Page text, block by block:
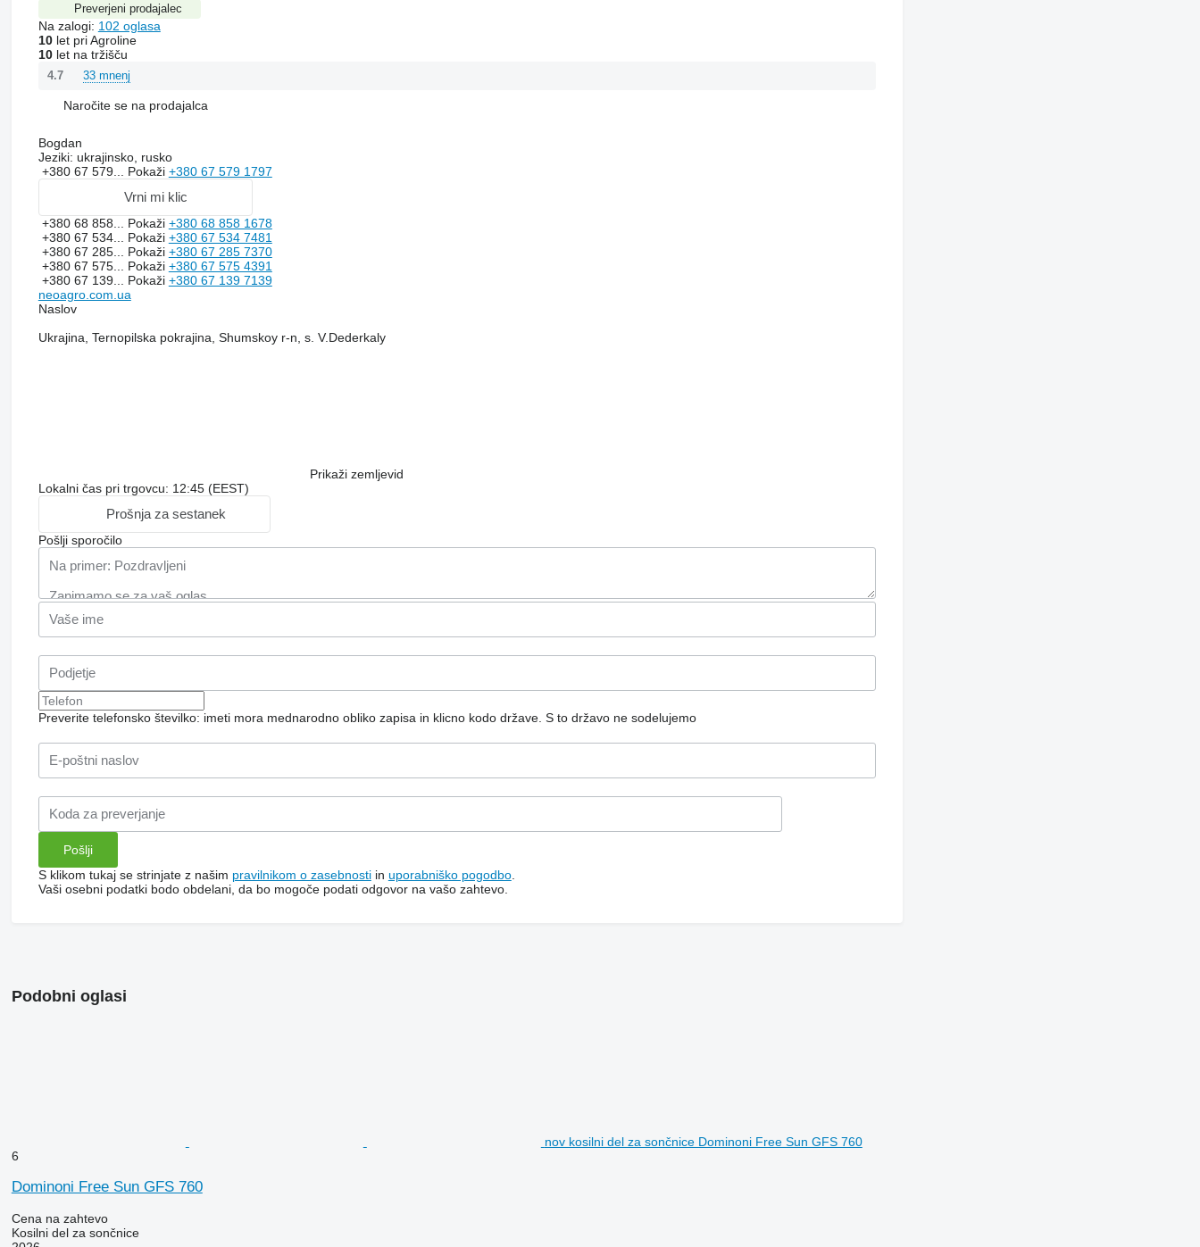
Preverjeni prodajalec
Na zalogi: 102 oglasa
10let pri Agroline
10let na tržišču
4.7 33 mnenj
Naročite se na prodajalca
Bogdan
Jeziki: ukrajinsko, rusko
+380 67 579... Pokaži +380 67 579 1797
Vrni mi klic
+380 68 858... Pokaži +380 68 858 1678
+380 67 534... Pokaži +380 67 534 7481
+380 67 285... Pokaži +380 67 285 7370
+380 67 575... Pokaži +380 67 575 4391
+380 67 139... Pokaži +380 67 139 7139
neoagro.com.ua
Naslov
Ukrajina, Ternopilska pokrajina, Shumskoy r-n, s. V.Dederkaly
Prikaži zemljevid
Lokalni čas pri trgovcu: 12:45 (EEST)
Prošnja za sestanek
Pošlji sporočilo
Preverite telefonsko številko: imeti mora mednarodno obliko zapisa in klicno kodo države. S to državo ne sodelujemo
S klikom tukaj se strinjate z našim pravilnikom o zasebnostiin uporabniško pogodbo.
Vaši osebni podatki bodo obdelani, da bo mogoče podati odgovor na vašo zahtevo.
Podobni oglasi
nov kosilni del za sončnice Dominoni Free Sun GFS 760
6
Dominoni Free Sun GFS 760
Cena na zahtevo
Kosilni del za sončnice